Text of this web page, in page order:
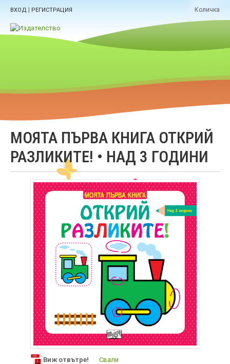
ВХОД | РЕГИСТРАЦИЯ Количка
МОЯТА ПЪРВА КНИГА ОТКРИЙ
РАЗЛИКИТЕ! • НАД 3 ГОДИНИ
Виж отвътре! Свали